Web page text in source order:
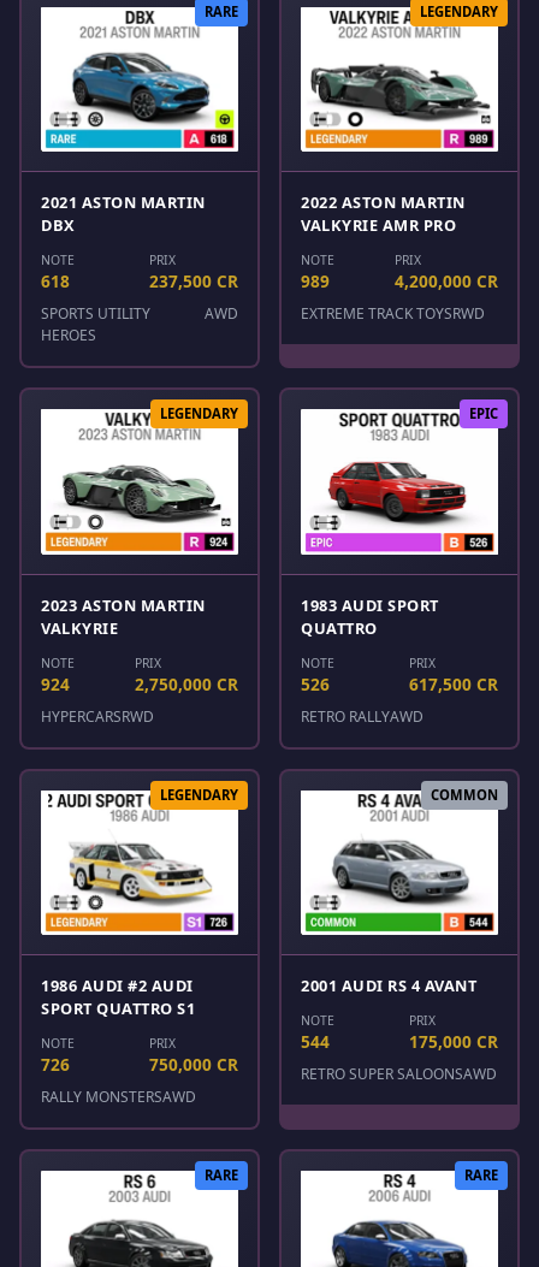
RARE
2021 ASTON MARTIN
DBX
NOTE
618
PRIX
237,500 CR
SPORTS UTILITY
HEROES
AWD
LEGENDARY
2022 ASTON MARTIN
VALKYRIE AMR PRO
NOTE
989
PRIX
4,200,000 CR
EXTREME TRACK TOYSRWD
LEGENDARY
2023 ASTON MARTIN
VALKYRIE
NOTE
924
PRIX
2,750,000 CR
HYPERCARSRWD
EPIC
1983 AUDI SPORT
QUATTRO
NOTE
526
PRIX
617,500 CR
RETRO RALLYAWD
LEGENDARY
1986 AUDI #2 AUDI
SPORT QUATTRO S1
NOTE
726
PRIX
750,000 CR
RALLY MONSTERSAWD
COMMON
2001 AUDI RS 4 AVANT
NOTE
544
PRIX
175,000 CR
RETRO SUPER SALOONSAWD
RARE RARE